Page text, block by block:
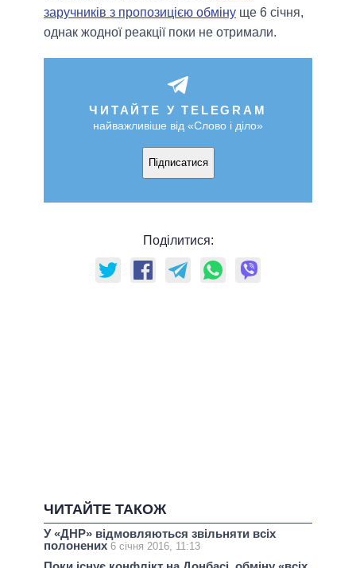
заручників з пропозицією обміну ще 6 січня,
однак жодної реакції поки не отримали.
ЧИТАЙТЕ У TELEGRAM
найважливіше від «Слово і діло»
Підписатися
Поділитися:
ЧИТАЙТЕ ТАКОЖ
У «ДНР» відмовляються звільняти всіх
полонених 6 січня 2016, 11:13